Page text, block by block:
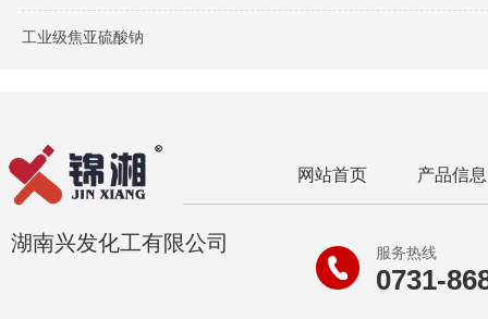
工业级焦亚硫酸钠
湖南兴发化工有限公司
网站首页 产品信息
服务热线
0731-